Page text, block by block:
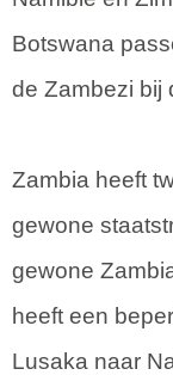
Botswana
de Zambezi bij
Zambia heeft
gewone
gewone
heeft een
Lusaka naar